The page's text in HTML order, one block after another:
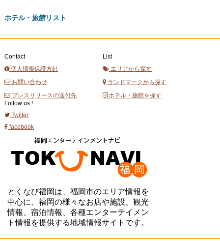
ホテル・旅館リスト
Contact
個人情報保護方針
お問い合わせ
プレスリリースの送付先
List
エリアから探す
ランドマークから探す
ホテル・旅館を探す
Follow us !
Twitter
facebook
とくなび福岡は、福岡市のエリア情報を
中心に、福岡の様々なお店や施設、観光
情報、宿泊情報、各種エンターテイメン
ト情報を提供する地域情報サイトです。